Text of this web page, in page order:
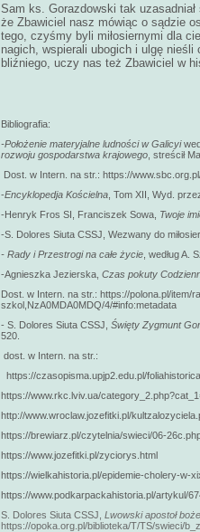
Sam ks. Gorazdowski tak
że Zbawiciel nasz mówiąc o sądzie
tego, czyśmy byli miłosiernymi dla
nagich, wspierali ubogich i ulgę
bliźniego, uczy nas też Zbawiciel w
Bibliografia:
-Położenie materyjalne ludności w Galicyi
rozwoju gospodarstwa krajowego , streścił
Dost. w Intern. na str.: https://
-Encyklopedja Kościelna , Tom XII, Wyd.
-Henryk Fros SI, Franciszek Sowa, Twoje
-S. Dolores Siuta CSSJ, Wezwany do
- Rady i Przestrogi na całe życie , według
-Agnieszka Jezierska, Czas pokuty
Dost. w Intern. na str.: https://polona.pl/
szkol,NzA0MDA0MDQ/4/#info:metadata
- S. Dolores Siuta CSSJ, Święty Zygmunt
520.
dost. w Intern. na str.:
https://czasopisma.upjp2.edu.pl/
https://www.rkc.lviv.ua/
http://www.wroclaw.jozefitki.pl/
https://brewiarz.pl/czytelnia/swieci/06-
https://www.jozefitki.pl/zyciorys.html
https://wielkahistoria.pl/epidemie-cholery-w-
https://www.podkarpackahistoria.pl/artykul/
S. Dolores Siuta CSSJ, Lwowski apostoł
https://opoka.org.pl/biblioteka/T/TS/swieci/